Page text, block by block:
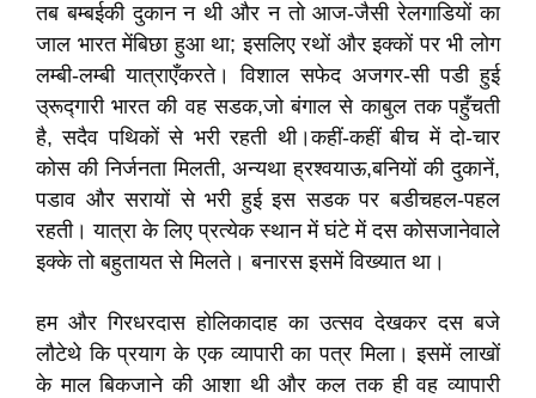
तब बम्बईकी दुकान न थी और न तो आज-जैसी रेलगाडियों का
जाल भारत मेंबिछा हुआ था; इसलिए रथों और इक्कों पर भी लोग
लम्बी-लम्बी यात्राएँकरते। विशाल सफेद अजगर-सी पडी हुई
उ्रूद्गारी भारत की वह सडक,जो बंगाल से काबुल तक पहुँचती
है, सदैव पथिकों से भरी रहती थी।कहीं-कहीं बीच में दो-चार
कोस की निर्जनता मिलती, अन्यथा ह्रश्वयाऊ,बनियों की दुकानें,
पडाव और सरायों से भरी हुई इस सडक पर बडीचहल-पहल
रहती। यात्रा के लिए प्रत्येक स्थान में घंटे में दस कोसजानेवाले
इक्के तो बहुतायत से मिलते। बनारस इसमें विख्यात था।
हम और गिरधरदास होलिकादाह का उत्सव देखकर दस बजे
लौटेथे कि प्रयाग के एक व्यापारी का पत्र मिला। इसमें लाखों
के माल बिकजाने की आशा थी और कल तक ही वह व्यापारी